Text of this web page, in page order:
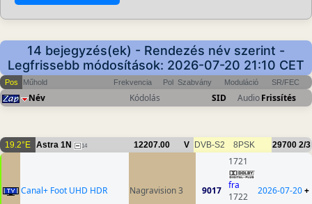
14 bejegyzés(ek) - Rendezés név szerint -
Legfrissebb módosítások: 2026-07-20 21:10 CET
Pos Műhold Frekvencia Pol Szabvány Moduláció SR/FEC
Név Kódolás SID AudioFrissítés
19.2°E Astra 1N 14 12207.00 V DVB-S2 8PSK 29700 2/3
Canal+ Foot UHD HDR Nagravision 3 9017
1721
fra
1722
2026-07-20+